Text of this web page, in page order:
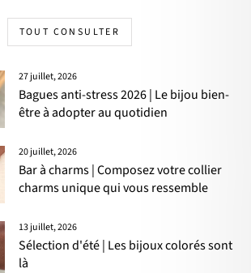
TOUT CONSULTER
27 juillet, 2026
Bagues anti-stress 2026 | Le bijou bien-
être à adopter au quotidien
20 juillet, 2026
Bar à charms | Composez votre collier
charms unique qui vous ressemble
13 juillet, 2026
Sélection d'été | Les bijoux colorés sont
là